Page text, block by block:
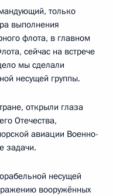
только
выполнения
флота, в главном
сейчас на встрече
мы сделали
несущей группы.
открыли глаза
Отечества,
авиации Военно-
задачи.
несущей
вооружённых